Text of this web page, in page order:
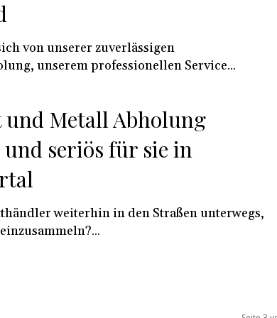
von unserer zuverlässigen
unserem professionellen Service...
und Metall Abholung
seriös für sie in
weiterhin in den Straßen unterwegs,